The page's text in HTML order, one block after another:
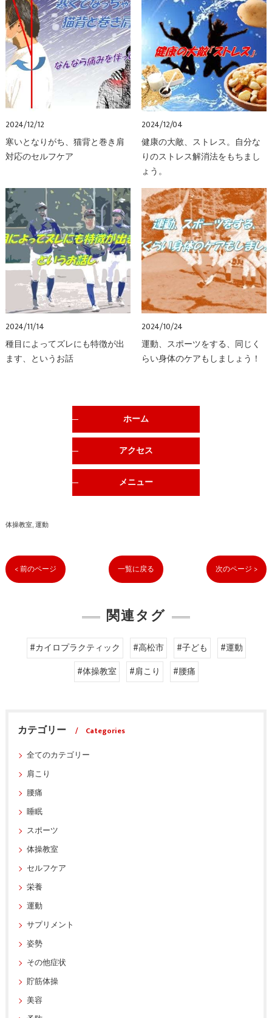
2024/12/12
寒いとなりがち、猫背と巻き肩
対応のセルフケア
2024/12/04
健康の大敵、ストレス。自分な
りのストレス解消法をもちまし
ょう。
2024/11/14
種目によってズレにも特徴が出
ます、というお話
2024/10/24
運動、スポーツをする、同じく
らい身体のケアもしましょう！
ホーム
アクセス
メニュー
体操教室 運動
< 前のページ 一覧に戻る 次のページ >
関連タグ
#カイロプラクティック #高松市 #子ども
#運動
#体操教室
#肩こり #腰痛
カテゴリー
Categories
全てのカテゴリー
肩こり
腰痛
睡眠
スポーツ
体操教室
セルフケア
栄養
運動
サプリメント
姿勢
その他症状
貯筋体操
美容